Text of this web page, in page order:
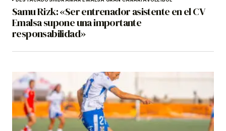
Samu Rizk: «Ser entrenador asistente en el CV
Emalsa supone una importante
responsabilidad»